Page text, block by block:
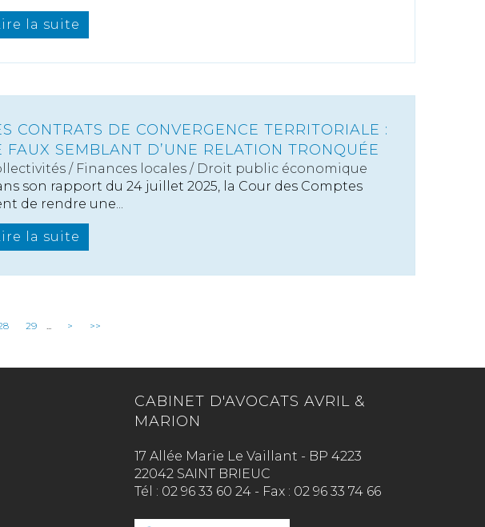
la suite
CONTRATS DE CONVERGENCE TERRITORIALE :
FAUX SEMBLANT D’UNE RELATION TRONQUÉE
/ Finances locales / Droit public économique
son rapport du 24 juillet 2025, la Cour des Comptes
de rendre une...
la suite
29 ... > >>
CABINET D'AVOCATS AVRIL &
MARION
17 Allée Marie Le Vaillant - BP 4223
22042 SAINT BRIEUC
Tél : 02 96 33 60 24 - Fax : 02 96 33 74 66